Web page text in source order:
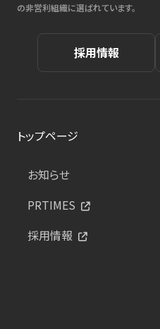
の非営利組織に選ばれています。
採用情報
トップページ
お知らせ
PRTIMES
採用情報